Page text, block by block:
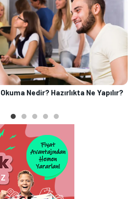
Nedir? Hazırlıkta Ne Yapılır?